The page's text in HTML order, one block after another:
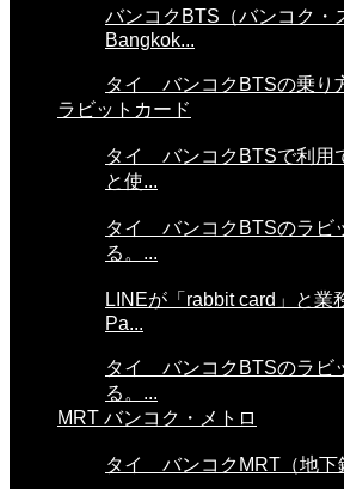
バンコクBTS（バンコク・
Bangkok...
タイ バンコクBTSの乗り
ラビットカード
タイ バンコクBTSで利用
と使...
タイ バンコクBTSのラビ
る。...
LINEが「rabbit card」と業
Pa...
タイ バンコクBTSのラビ
る。...
MRT バンコク・メトロ
タイ バンコクMRT（地下